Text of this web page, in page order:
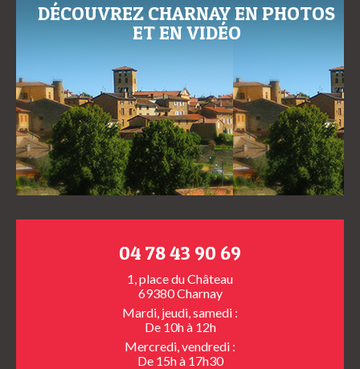
DÉCOUVREZ CHARNAY EN PHOTOS
ET EN VIDÉO
04 78 43 90 69
1, place du Château
69380 Charnay
Mardi, jeudi, samedi :
De 10h à 12h
Mercredi, vendredi :
De 15h à 17h30